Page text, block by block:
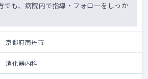
も、病院内で指導・フォローをしっか
京都府南丹市
消化器内科